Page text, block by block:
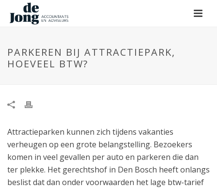
PARKEREN BIJ ATTRACTIEPARK,
HOEVEEL BTW?
Attractieparken kunnen zich tijdens vakanties
verheugen op een grote belangstelling. Bezoekers
komen in veel gevallen per auto en parkeren die dan
ter plekke. Het gerechtshof in Den Bosch heeft onlangs
beslist dat dan onder voorwaarden het lage btw-tarief